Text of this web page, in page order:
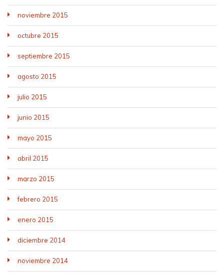
noviembre 2015
octubre 2015
septiembre 2015
agosto 2015
julio 2015
junio 2015
mayo 2015
abril 2015
marzo 2015
febrero 2015
enero 2015
diciembre 2014
noviembre 2014